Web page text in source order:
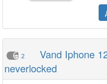
2
Vand Iphone
neverlocked